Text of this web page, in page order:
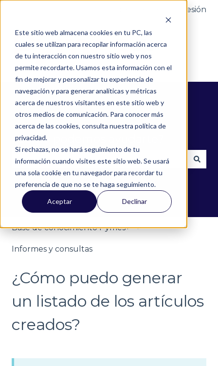
Este sitio web almacena cookies en tu PC, las
cuales se utilizan para recopilar información acerca
de tu interacción con nuestro sitio web y nos
permite recordarte. Usamos esta información con el
fin de mejorar y personalizar tu experiencia de
navegación y para generar analíticas y métricas
acerca de nuestros visitantes en este sitio web y
otros medios de comunicación. Para conocer más
acerca de las cookies, consulta nuestra política de
privacidad.
Si rechazas, no se hará seguimiento de tu
información cuando visites este sitio web. Se usará
una sola cookie en tu navegador para recordar tu
preferencia de que no se te haga seguimiento.
Aceptar Declinar
Iniciar sesión
¿Cómo podemos ayudarte?
No hay sugerencias porque el campo de
Base de conocimiento Pymes+
Informes y consultas
¿Cómo puedo generar
un listado de los artículos
creados?